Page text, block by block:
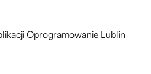
Oprogramowanie Lublin